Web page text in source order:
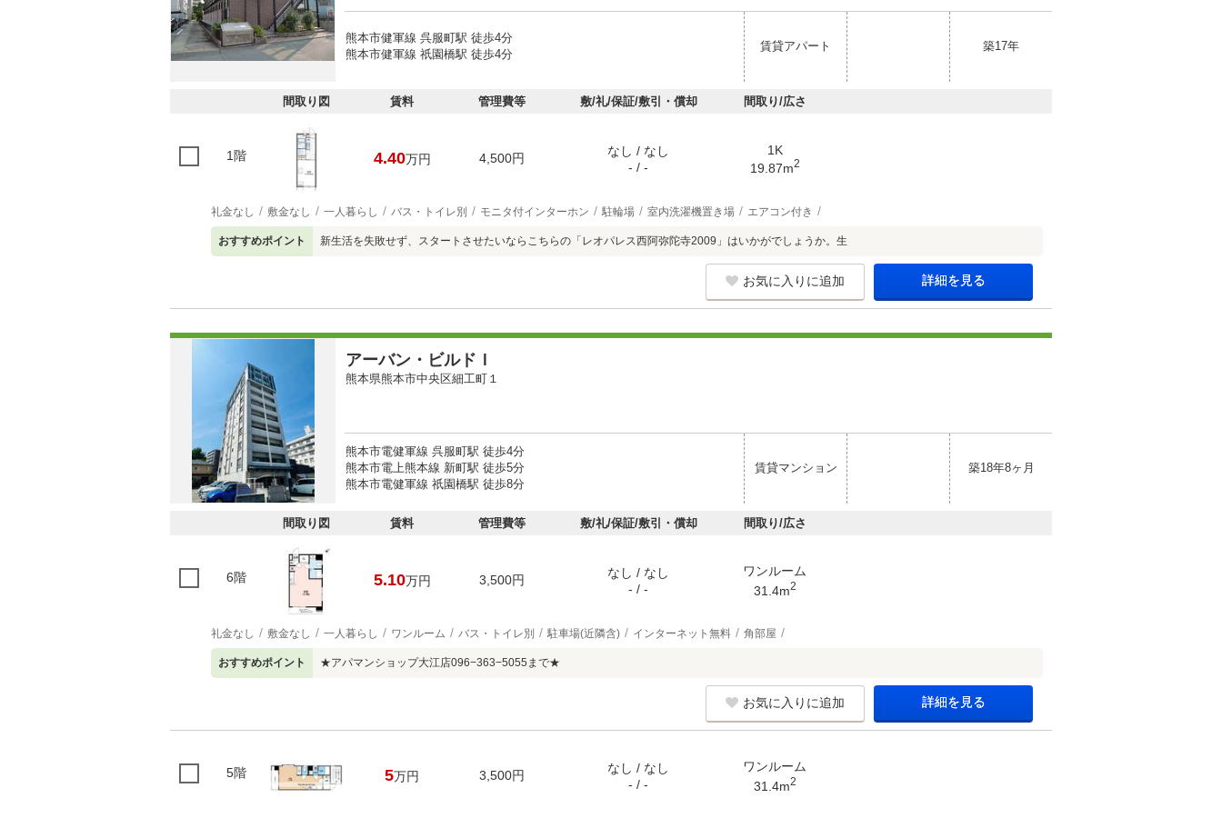
熊本市健軍線 呉服町駅 徒歩4分
熊本市健軍線 祇園橋駅 徒歩4分
賃貸アパート 築17年
間取り図 賃料 管理費等 敷/礼/保証/敷引・償却 間取り/広さ
1階 4.40万円 4,500円
なし / なし
- / -
1K
19.87m2
礼金なし 敷金なし 一人暮らし バス・トイレ別 モニタ付インターホン 駐輪場 室内洗濯機置き場 エアコン付き
おすすめポイント 新生活を失敗せず、スタートさせたいならこちらの「レオパレス西阿弥陀寺2009」はいかがでしょうか。生
お気に入りに追加 詳細を見る
アーバン・ビルドＩ
熊本県熊本市中央区細工町１
熊本市電健軍線 呉服町駅 徒歩4分
熊本市電上熊本線 新町駅 徒歩5分
熊本市電健軍線 祇園橋駅 徒歩8分
賃貸マンション 築18年8ヶ月
間取り図 賃料 管理費等 敷/礼/保証/敷引・償却 間取り/広さ
6階 5.10万円 3,500円
なし / なし
- / -
ワンルーム
31.4m2
礼金なし 敷金なし 一人暮らし ワンルーム バス・トイレ別 駐車場(近隣含) インターネット無料 角部屋
おすすめポイント ★アパマンショップ大江店096−363−5055まで★
お気に入りに追加 詳細を見る
5階 5万円 3,500円
なし / なし
- / -
ワンルーム
31.4m2